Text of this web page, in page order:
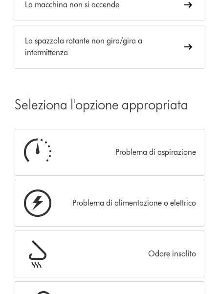
La macchina non si accende
La spazzola rotante non gira/gira a
intermittenza
Seleziona l'opzione appropriata
Problema di aspirazione
Problema di alimentazione o elettrico
Odore insolito